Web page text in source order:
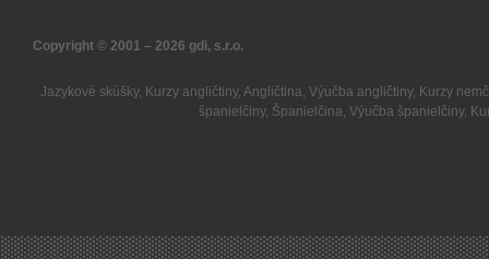
Copyright © 2001 – 2026 gdi, s.r.o.
Jazykové skúšky, Kurzy angličtiny, Angličtina, Výučba angličtiny, Kurzy
španielčiny, Španielčina, Výučba španielčiny,